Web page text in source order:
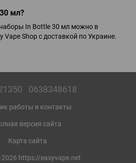
мл?
In Bottle 30 мл можно в
Vape Shop с доставкой по Украине.
0638348618
работы и контакты
версия сайта
Карта сайта
https://easyvape.net